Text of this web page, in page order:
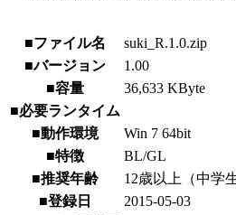
■ファイル名
suki_R.1.0.zip
■バージョン
1.00
■容量
36,633 KByte
■必要ランタイム
■動作環境
Win 7 64bit
■特徴
BL/GL
■推奨年齢
12歳以上（中学
■登録日
2015-05-03